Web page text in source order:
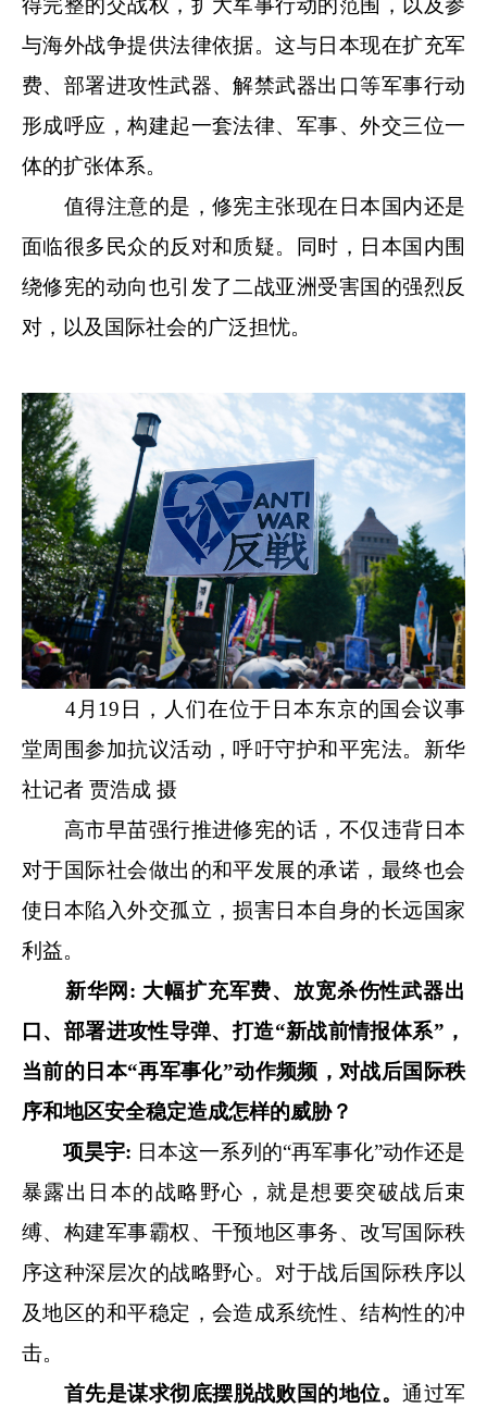
得完整的交战权，扩大军事行动的范围，以及参
与海外战争提供法律依据。这与日本现在扩充军
费、部署进攻性武器、解禁武器出口等军事行动
形成呼应，构建起一套法律、军事、外交三位一
体的扩张体系。
值得注意的是，修宪主张现在日本国内还是
面临很多民众的反对和质疑。同时，日本国内围
绕修宪的动向也引发了二战亚洲受害国的强烈反
对，以及国际社会的广泛担忧。
4月19日，人们在位于日本东京的国会议事
堂周围参加抗议活动，呼吁守护和平宪法。新华
社记者 贾浩成 摄
高市早苗强行推进修宪的话，不仅违背日本
对于国际社会做出的和平发展的承诺，最终也会
使日本陷入外交孤立，损害日本自身的长远国家
利益。
新华网: 大幅扩充军费、放宽杀伤性武器出
口、部署进攻性导弹、打造“新战前情报体系”，
当前的日本“再军事化”动作频频，对战后国际秩
序和地区安全稳定造成怎样的威胁？
项昊宇: 日本这一系列的“再军事化”动作还是
暴露出日本的战略野心，就是想要突破战后束
缚、构建军事霸权、干预地区事务、改写国际秩
序这种深层次的战略野心。对于战后国际秩序以
及地区的和平稳定，会造成系统性、结构性的冲
击。
首先是谋求彻底摆脱战败国的地位。通过军